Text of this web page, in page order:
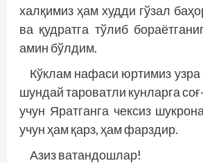
халқимиз ҳам худди гўзал
ва қудратга тўлиб
амин бўлдим.
Кўклам нафаси юртимиз узра
шундай тароватли кунларга
учун Яратганга чексиз
учун ҳам қарз, ҳам фарздир.
Азиз ватандошлар!